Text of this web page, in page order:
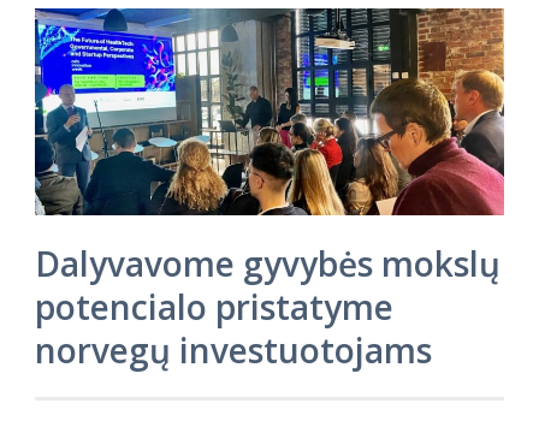
Dalyvavome gyvybės mokslų
potencialo pristatyme
norvegų investuotojams